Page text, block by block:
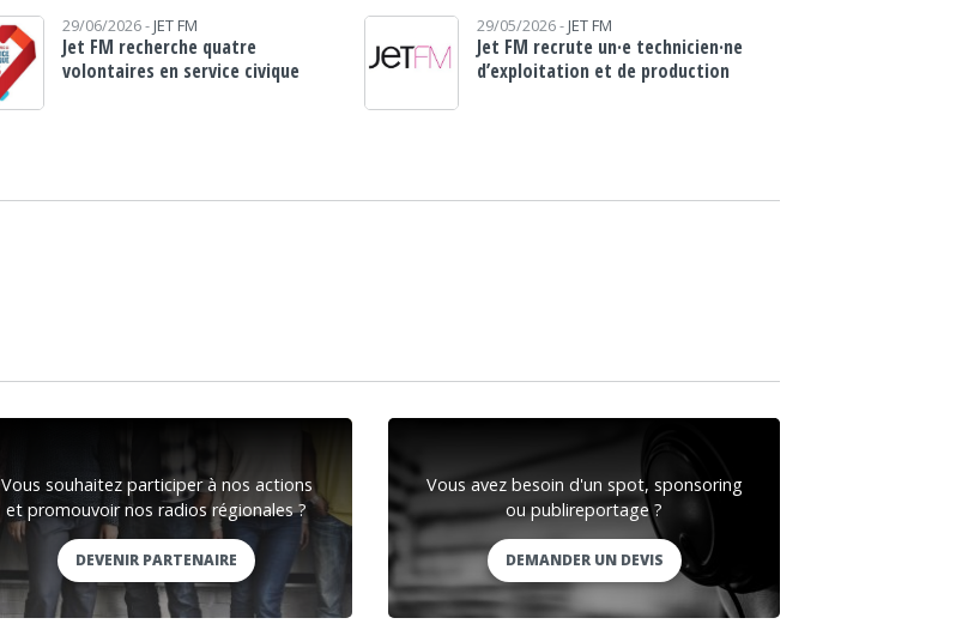
29/06/2026 - JET FM
Jet FM recherche quatre
volontaires en service civique
29/05/2026 - JET FM
Jet FM recrute un·e technicien·ne
d’exploitation et de production
Vous souhaitez participer à nos actions
et promouvoir nos radios régionales ?
DEVENIR PARTENAIRE
Vous avez besoin d'un spot, sponsoring
ou publireportage ?
DEMANDER UN DEVIS